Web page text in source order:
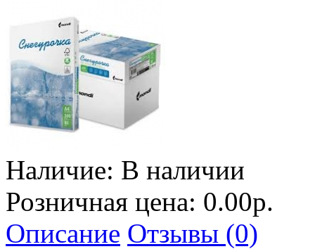
Наличие: В наличии
Розничная цена: 0.00р.
Описание Отзывы (0)